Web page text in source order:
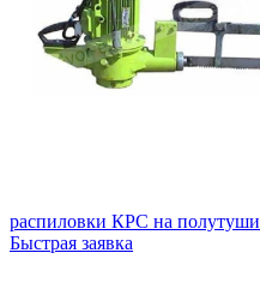
распиловки КРС на полутуши
Быстрая заявка